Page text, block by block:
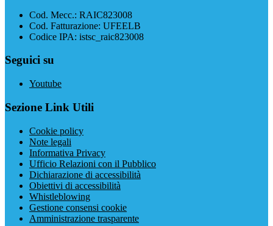
Cod. Mecc.: RAIC823008
Cod. Fatturazione: UFEELB
Codice IPA: istsc_raic823008
Seguici su
Youtube
Sezione Link Utili
Cookie policy
Note legali
Informativa Privacy
Ufficio Relazioni con il Pubblico
Dichiarazione di accessibilità
Obiettivi di accessibilità
Whistleblowing
Gestione consensi cookie
Amministrazione trasparente